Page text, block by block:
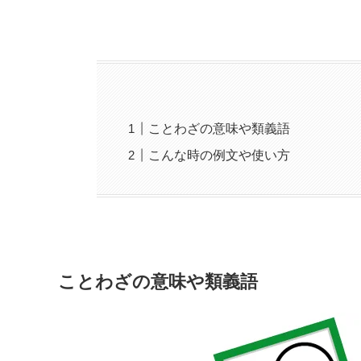
ことわざの意味や類義語
こんな時の例文や使い方
ことわざの意味や類義語